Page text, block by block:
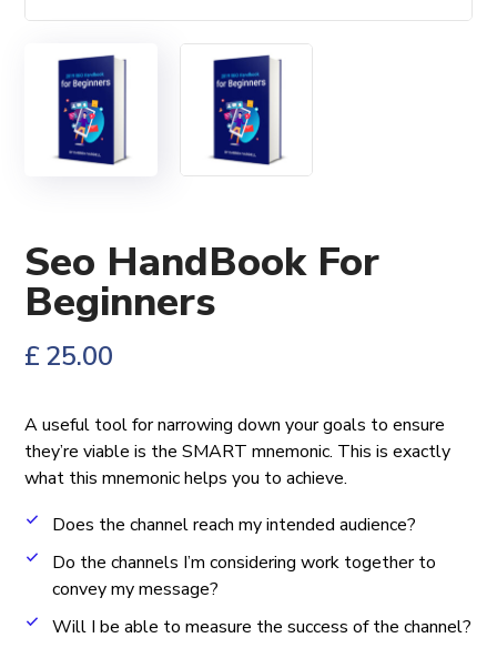
Seo HandBook For
Beginners
£25.00
A useful tool for narrowing down your goals to ensure
they’re viable is the SMART mnemonic. This is exactly
what this mnemonic helps you to achieve.
Does the channel reach my intended audience?
Do the channels I’m considering work together to
convey my message?
Will I be able to measure the success of the channel?